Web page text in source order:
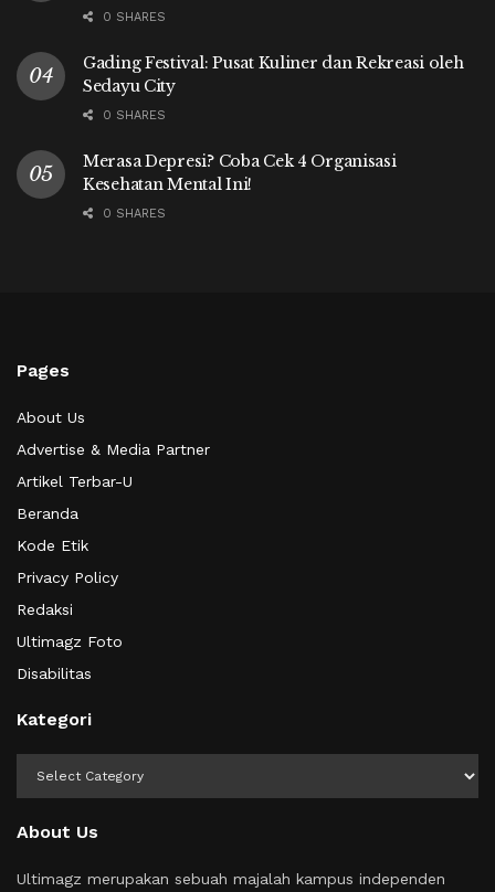
0 SHARES
Gading Festival: Pusat Kuliner dan Rekreasi oleh
Sedayu City
0 SHARES
Merasa Depresi? Coba Cek 4 Organisasi
Kesehatan Mental Ini!
0 SHARES
Pages
About Us
Advertise & Media Partner
Artikel Terbar-U
Beranda
Kode Etik
Privacy Policy
Redaksi
Ultimagz Foto
Disabilitas
Kategori
About Us
Ultimagz merupakan sebuah majalah kampus independen